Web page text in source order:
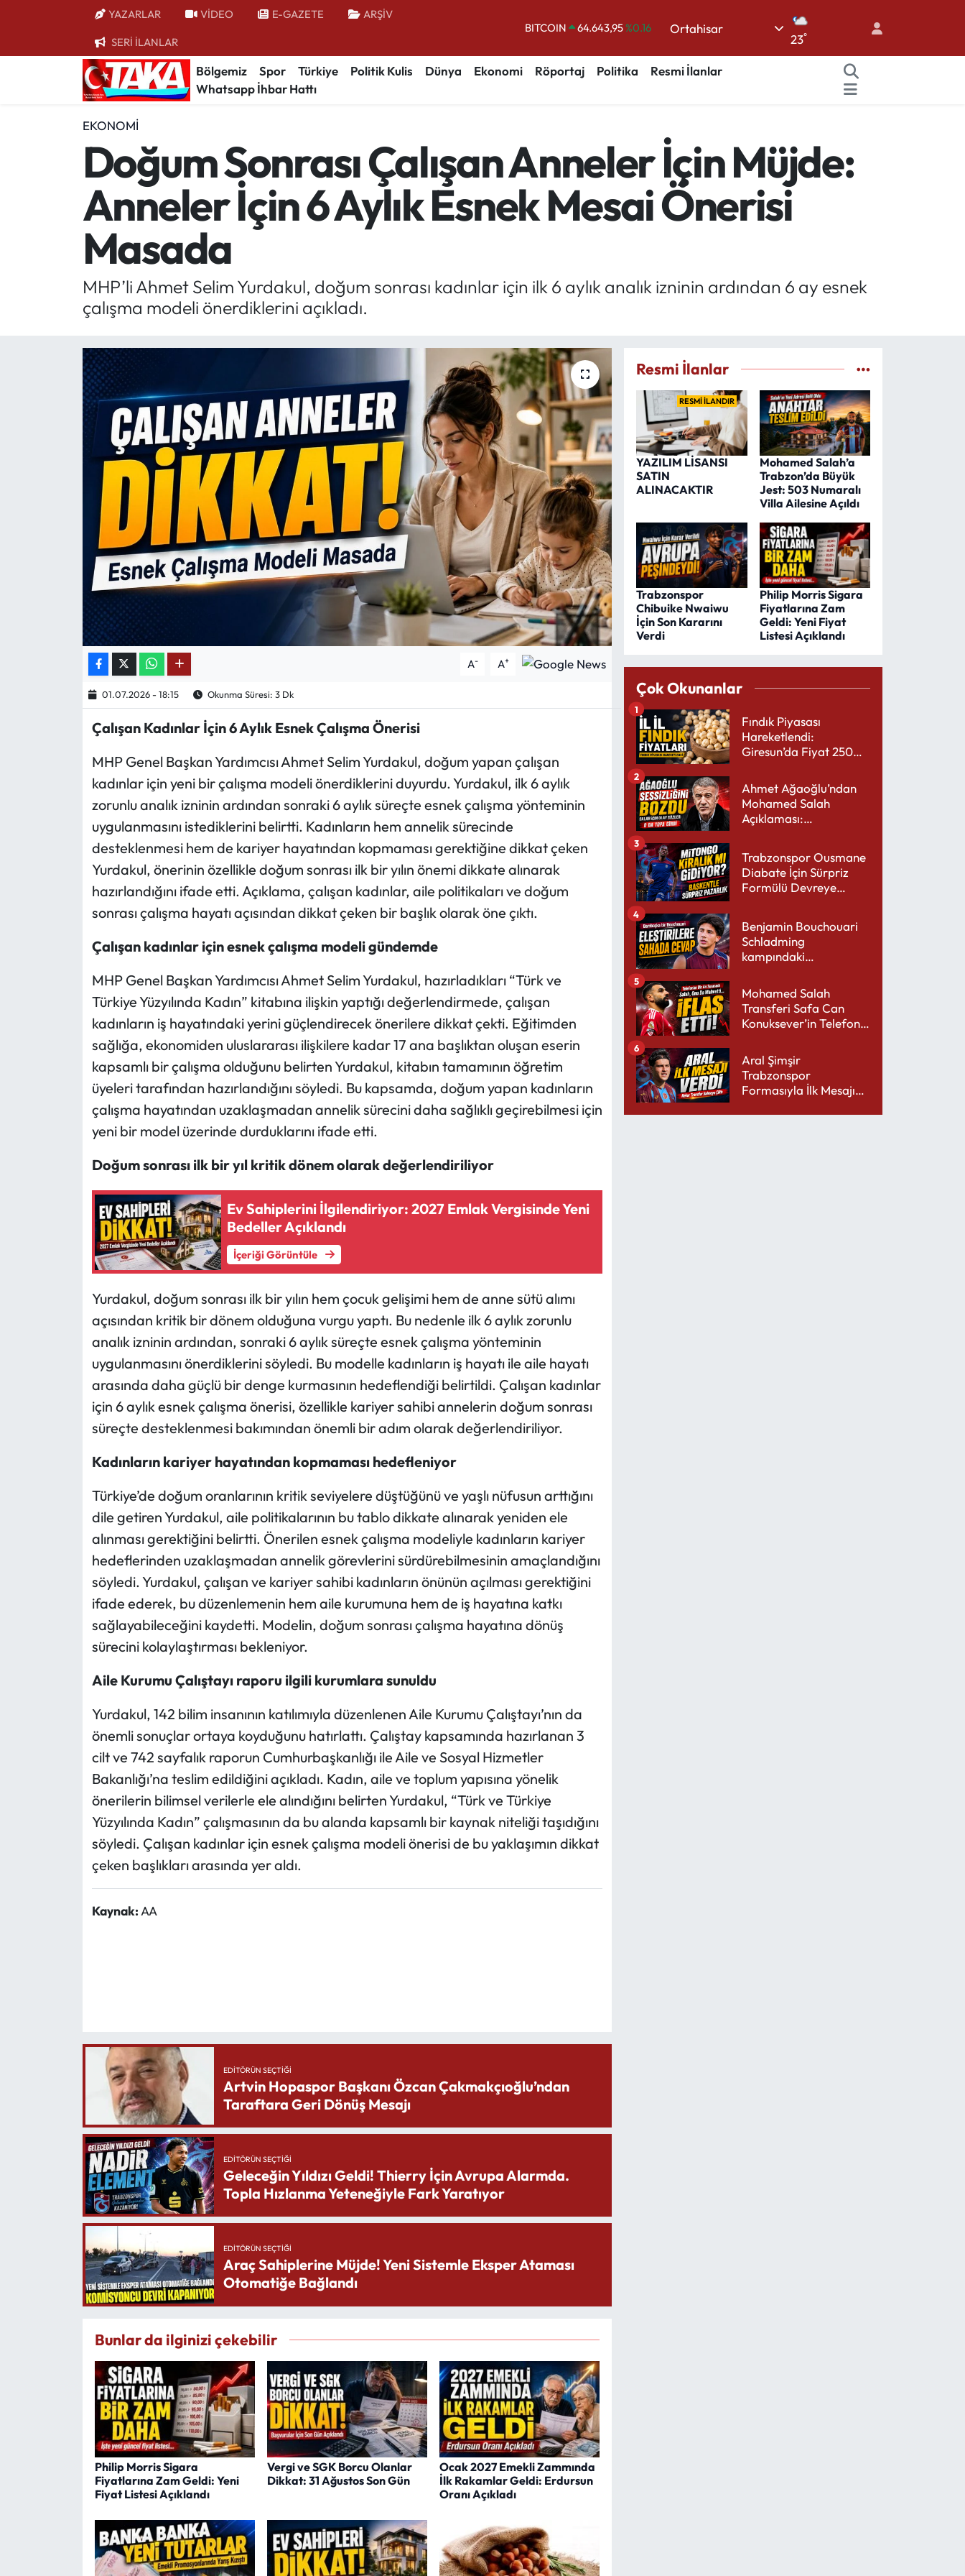
YAZARLAR VİDEO E-GAZETE ARŞİV
SERİ İLANLAR
DOLAR 47,6704%0
EURO
55,0406%-0.08
STERLİN
64,2143%0
BITCOIN
64.643,95%0.16
Ortahisar
23°
Bölgemiz Spor Türkiye Politik Kulis Dünya Ekonomi Röportaj Politika
Resmi İlanlar
Whatsapp İhbar Hattı
EKONOMI
Doğum Sonrası Çalışan Anneler İçin Müjde:
Anneler İçin 6 Aylık Esnek Mesai Önerisi
Masada
MHP’li Ahmet Selim Yurdakul, doğum sonrası kadınlar için ilk 6 aylık analık izninin ardından 6 ay esnek
çalışma modeli önerdiklerini açıkladı.
A- A+
01.07.2026 - 18:15 Okunma Süresi: 3 Dk
Çalışan Kadınlar İçin 6 Aylık Esnek Çalışma Önerisi
MHP Genel Başkan Yardımcısı Ahmet Selim Yurdakul, doğum yapan çalışan
kadınlar için yeni bir çalışma modeli önerdiklerini duyurdu. Yurdakul, ilk 6 aylık
zorunlu analık izninin ardından sonraki 6 aylık süreçte esnek çalışma yönteminin
uygulanmasını istediklerini belirtti. Kadınların hem annelik sürecinde
desteklenmesi hem de kariyer hayatından kopmaması gerektiğine dikkat çeken
Yurdakul, önerinin özellikle doğum sonrası ilk bir yılın önemi dikkate alınarak
hazırlandığını ifade etti. Açıklama, çalışan kadınlar, aile politikaları ve doğum
sonrası çalışma hayatı açısından dikkat çeken bir başlık olarak öne çıktı.
Çalışan kadınlar için esnek çalışma modeli gündemde
MHP Genel Başkan Yardımcısı Ahmet Selim Yurdakul, hazırladıkları “Türk ve
Türkiye Yüzyılında Kadın” kitabına ilişkin yaptığı değerlendirmede, çalışan
kadınların iş hayatındaki yerini güçlendirecek önerilere dikkat çekti. Eğitimden
sağlığa, ekonomiden uluslararası ilişkilere kadar 17 ana başlıktan oluşan eserin
kapsamlı bir çalışma olduğunu belirten Yurdakul, kitabın tamamının öğretim
üyeleri tarafından hazırlandığını söyledi. Bu kapsamda, doğum yapan kadınların
çalışma hayatından uzaklaşmadan annelik sürecini daha sağlıklı geçirebilmesi için
yeni bir model üzerinde durduklarını ifade etti.
Doğum sonrası ilk bir yıl kritik dönem olarak değerlendiriliyor
Ev Sahiplerini İlgilendiriyor: 2027 Emlak Vergisinde Yeni
Bedeller Açıklandı
İçeriği Görüntüle
Yurdakul, doğum sonrası ilk bir yılın hem çocuk gelişimi hem de anne sütü alımı
açısından kritik bir dönem olduğuna vurgu yaptı. Bu nedenle ilk 6 aylık zorunlu
analık izninin ardından, sonraki 6 aylık süreçte esnek çalışma yönteminin
uygulanmasını önerdiklerini söyledi. Bu modelle kadınların iş hayatı ile aile hayatı
arasında daha güçlü bir denge kurmasının hedeflendiği belirtildi. Çalışan kadınlar
için 6 aylık esnek çalışma önerisi, özellikle kariyer sahibi annelerin doğum sonrası
süreçte desteklenmesi bakımından önemli bir adım olarak değerlendiriliyor.
Kadınların kariyer hayatından kopmaması hedefleniyor
Türkiye’de doğum oranlarının kritik seviyelere düştüğünü ve yaşlı nüfusun arttığını
dile getiren Yurdakul, aile politikalarının bu tablo dikkate alınarak yeniden ele
alınması gerektiğini belirtti. Önerilen esnek çalışma modeliyle kadınların kariyer
hedeflerinden uzaklaşmadan annelik görevlerini sürdürebilmesinin amaçlandığını
söyledi. Yurdakul, çalışan ve kariyer sahibi kadınların önünün açılması gerektiğini
ifade ederek, bu düzenlemenin hem aile kurumuna hem de iş hayatına katkı
sağlayabileceğini kaydetti. Modelin, doğum sonrası çalışma hayatına dönüş
sürecini kolaylaştırması bekleniyor.
Aile Kurumu Çalıştayı raporu ilgili kurumlara sunuldu
Yurdakul, 142 bilim insanının katılımıyla düzenlenen Aile Kurumu Çalıştayı’nın da
önemli sonuçlar ortaya koyduğunu hatırlattı. Çalıştay kapsamında hazırlanan 3
cilt ve 742 sayfalık raporun Cumhurbaşkanlığı ile Aile ve Sosyal Hizmetler
Bakanlığı’na teslim edildiğini açıkladı. Kadın, aile ve toplum yapısına yönelik
önerilerin bilimsel verilerle ele alındığını belirten Yurdakul, “Türk ve Türkiye
Yüzyılında Kadın” çalışmasının da bu alanda kapsamlı bir kaynak niteliği taşıdığını
söyledi. Çalışan kadınlar için esnek çalışma modeli önerisi de bu yaklaşımın dikkat
çeken başlıkları arasında yer aldı.
Kaynak:AA
EDITÖRÜN SEÇTIĞI
Artvin Hopaspor Başkanı Özcan Çakmakçıoğlu’ndan
Taraftara Geri Dönüş Mesajı
EDITÖRÜN SEÇTIĞI
Geleceğin Yıldızı Geldi! Thierry İçin Avrupa Alarmda.
Topla Hızlanma Yeteneğiyle Fark Yaratıyor
EDITÖRÜN SEÇTIĞI
Araç Sahiplerine Müjde! Yeni Sistemle Eksper Ataması
Otomatiğe Bağlandı
Bunlar da ilginizi çekebilir
Philip Morris Sigara
Fiyatlarına Zam Geldi: Yeni
Fiyat Listesi Açıklandı
Vergi ve SGK Borcu Olanlar
Dikkat: 31 Ağustos Son Gün
Ocak 2027 Emekli Zammında
İlk Rakamlar Geldi: Erdursun
Oranı Açıkladı
Resmi İlanlar
RESMİ İLANDIR
YAZILIM LİSANSI
SATIN
ALINACAKTIR
Mohamed Salah’a
Trabzon’da Büyük
Jest: 503 Numaralı
Villa Ailesine Açıldı
Trabzonspor
Chibuike Nwaiwu
İçin Son Kararını
Verdi
Philip Morris Sigara
Fiyatlarına Zam
Geldi: Yeni Fiyat
Listesi Açıklandı
Çok Okunanlar
Fındık Piyasası
Hareketlendi:
Giresun’da Fiyat 250
1
Ahmet Ağaoğlu’ndan
Mohamed Salah
Açıklaması:
Yakışır
2
Trabzonspor Ousmane
Diabate İçin Sürpriz
Formülü Devreye
3
Benjamin Bouchouari
Schladming
kampındaki
4
Mohamed Salah
Transferi Safa Can
Konuksever’in Telefon
5
Aral Şimşir
Trabzonspor
Formasıyla İlk Mesajını
6
Bölgemiz
Kültür/Sanat
Politik Kulis
Magazin
Mektup Galeri
Röportaj
Manşet
Köşe Yazıları
Karikatür Galeri
ASTROLOJİ
Spor Yazıları
Mektup Galeri
Ekonomi
Trabzon Nöbetçi Eczaneler
Trabzon Hava Durumu
Trabzon Trafik Yoğunluk Haritası
Süper Lig Puan Durumu ve Fikstür
Tüm Manşetler
Son Dakika Haberleri